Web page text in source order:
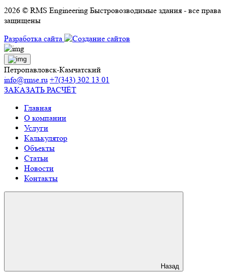
2026 © RMS Engineering Быстровозводимые здания - все права
защищены
Разработка сайта
Петропавловск-Камчатский
info@rmse.ru +7(343) 302 13 01
ЗАКАЗАТЬ РАСЧЁТ
Главная
О компании
Услуги
Калькулятор
Объекты
Статьи
Новости
Контакты
Назад